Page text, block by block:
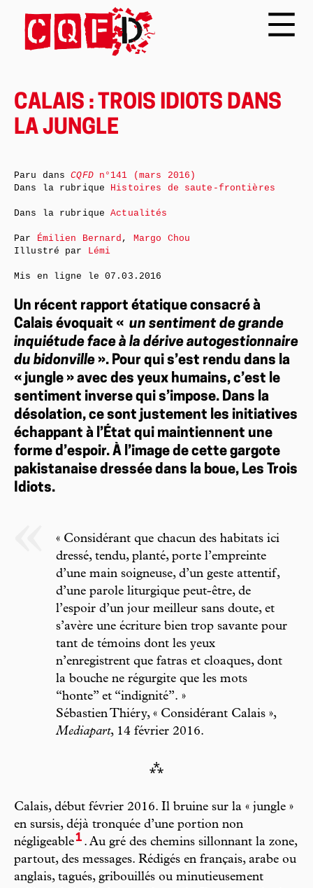
CALAIS : TROIS IDIOTS DANS
LA JUNGLE
Un récent rapport étatique consacré à
Calais évoquait « un sentiment de grande
inquiétude face à la dérive autogestionnaire
du bidonville ». Pour qui s’est rendu dans la
« jungle » avec des yeux humains, c’est le
sentiment inverse qui s’impose. Dans la
désolation, ce sont justement les initiatives
échappant à l’État qui maintiennent une
forme d’espoir. À l’image de cette gargote
pakistanaise dressée dans la boue, Les Trois
Idiots.
« Considérant que chacun des habitats ici
dressé, tendu, planté, porte l’empreinte
d’une main soigneuse, d’un geste attentif,
d’une parole liturgique peut-être, de
l’espoir d’un jour meilleur sans doute, et
s’avère une écriture bien trop savante pour
tant de témoins dont les yeux
n’enregistrent que fatras et cloaques, dont
la bouche ne régurgite que les mots
“honte” et “indignité”. »
Sébastien Thiéry, « Considérant Calais »,
Mediapart, 14 février 2016.
⁂
Calais, début février 2016. Il bruine sur la « jungle »
en sursis, déjà tronquée d’une portion non
négligeable1 . Au gré des chemins sillonnant la zone,
partout, des messages. Rédigés en français, arabe ou
anglais, tagués, gribouillés ou minutieusement
Paru dansCQFDn°141 (mars 2016)
Dans la rubrique Histoires de saute-frontières
Dans la rubriqueActualités
Par Émilien Bernard , Margo Chou
Illustré par Lémi
Mis en ligne le07.03.2016